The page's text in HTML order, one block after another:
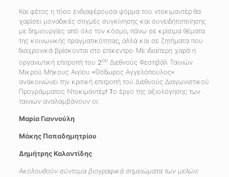
Και φέτος η τόσο ενδιαφέρουσα φόρμα του ντοκιμαντέρ θα
χαρίσει μοναδικές στιγμές συγκίνησης και συνειδητοποίησης
με δημιουργίες από όλο τον κόσμο, πάνω σε κρίσιμα θέματα
της κοινωνικής πραγματικότητας, αλλά και σε ζητήματα που
διαχρονικά βρίσκονται στο επίκεντρο. Με ιδιαίτερη χαρά η
οργανωτική επιτροπή του 2ουΔιεθνούς Φεστιβάλ Ταινιών
Μικρού Μήκους Αιγίου «Θόδωρος Αγγελόπουλος»
ανακοινώνει την κριτική επιτροπή του Διεθνούς Διαγωνιστικού
Προγράμματος Ντοκιμαντέρ! Tο έργο της αξιολόγησης των
ταινιών αναλαμβάνουν οι:
Μαρία Γιαννούλη
Μάκης Παπαδημητρίου
Δημήτρης Καλαντίδης
Ακολουθούν σύντομα βιογραφικά σημειώματα των μελών: